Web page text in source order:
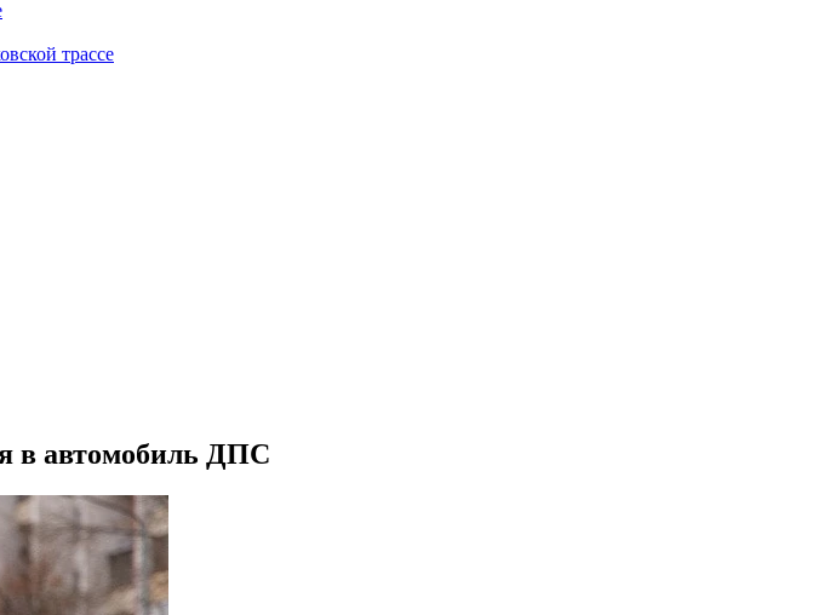
трассе
в автомобиль ДПС